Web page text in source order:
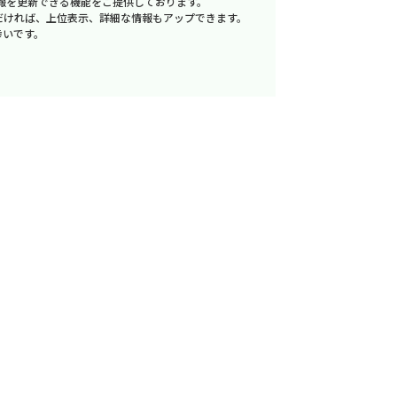
れば、上位表示、詳細な情報もアップできます。
です。